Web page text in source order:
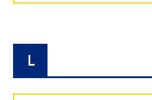
L